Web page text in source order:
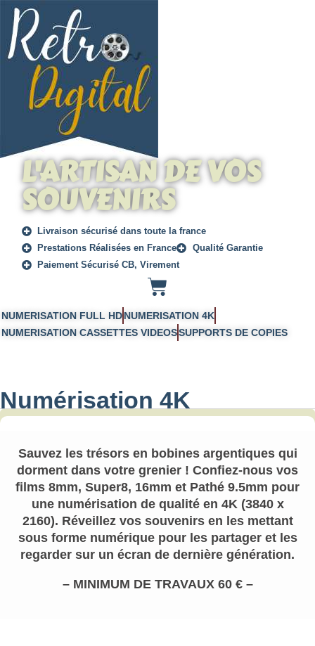
L'ARTISAN DE VOS
SOUVENIRS
Livraison sécurisé dans toute la france
Prestations Réalisées en France
Qualité Garantie
Paiement Sécurisé CB, Virement
NUMERISATION FULL HDNUMERISATION 4K
NUMERISATION CASSETTES VIDEOSSUPPORTS DE COPIES
Numérisation 4K
Sauvez les trésors en bobines argentiques qui
dorment dans votre grenier ! Confiez-nous vos
films 8mm, Super8, 16mm et Pathé 9.5mm pour
une numérisation de qualité en 4K (3840 x
2160). Réveillez vos souvenirs en les mettant
sous forme numérique pour les partager et les
regarder sur un écran de dernière génération.
– MINIMUM DE TRAVAUX 60 € –